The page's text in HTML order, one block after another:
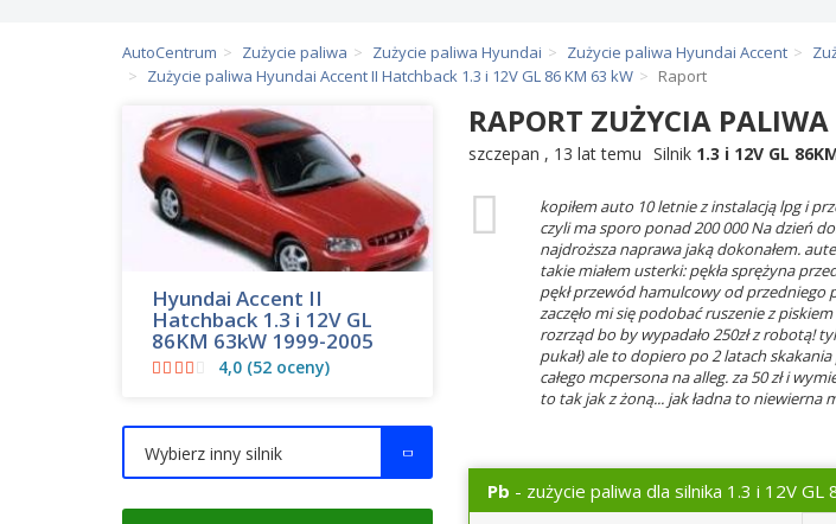
AutoCentrum Zużycie paliwa Zużycie paliwa Hyundai Zużycie paliwa Hyundai Accent
Zużycie paliwa Hyundai Accent II Hatchback 1.3 i 12V GL 86 KM 63 kW
Raport
RAPORT ZUŻYCIA PALIWA
szczepan , 13 lat temu Silnik 1.3 i 12V GL
kopiłem auto 10 letnie z instalacją lpg i
czyli ma sporo ponad 200 000 Na dzień
najdroższa naprawa jaką dokonałem.
takie miałem usterki: pękła sprężyna
pękł przewód hamulcowy od przedniego
zaczęło mi się podobać ruszenie z
rozrząd bo by wypadało 250zł z robotą!
pukał) ale to dopiero po 2 latach
całego mcpersona na alleg. za 50 zł i
to tak jak z żoną... jak ładna to niewierna
Pb - zużycie paliwa dla silnika 1.3 i 12V GL
Hyundai Accent II
Hatchback 1.3 i 12V GL
86KM 63kW 1999-2005
4,0 (52 oceny)
Wybierz inny silnik